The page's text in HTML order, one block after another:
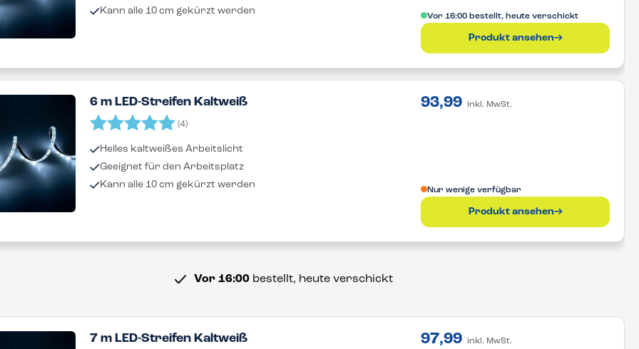
Kann alle 10 cm gekürzt werden
Vor 16:00 bestellt, heute verschickt
Produkt ansehen
6 m LED-Streifen Kaltweiß
Bewertung: (4)
Helles kaltweißes Arbeitslicht
Geeignet für den Arbeitsplatz
Kann alle 10 cm gekürzt werden
93,99 inkl. MwSt.
Nur wenige verfügbar
Produkt ansehen
Vor 16:00bestellt, heute verschickt
7 m LED-Streifen Kaltweiß 97,99 inkl. MwSt.